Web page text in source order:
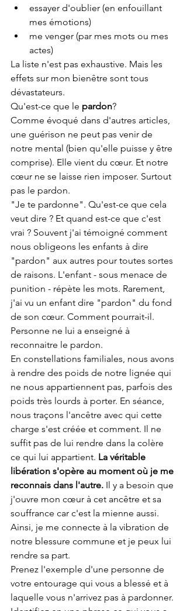
essayer d'oublier (en enfouillant
mes émotions)
me venger (par mes mots ou mes
actes)
La liste n'est pas exhaustive. Mais les
effets sur mon bienêtre sont tous
dévastateurs.
Qu'est-ce que le pardon?
Comme évoqué dans d'autres articles,
une guérison ne peut pas venir de
notre mental (bien qu'elle puisse y être
comprise). Elle vient du cœur. Et notre
cœur ne se laisse rien imposer. Surtout
pas le pardon.
"Je te pardonne". Qu'est-ce que cela
veut dire ? Et quand est-ce que c'est
vrai ? Souvent j'ai témoigné comment
nous obligeons les enfants à dire
"pardon" aux autres pour toutes sortes
de raisons. L'enfant - sous menace de
punition - répète les mots. Rarement,
j'ai vu un enfant dire "pardon" du fond
de son cœur. Comment pourrait-il.
Personne ne lui a enseigné à
reconnaitre le pardon.
En constellations familiales, nous avons
à rendre des poids de notre lignée qui
ne nous appartiennent pas, parfois des
poids très lourds à porter. En séance,
nous traçons l'ancêtre avec qui cette
charge s'est créée et comment. Il ne
suffit pas de lui rendre dans la colère
ce qui lui appartient. La véritable
libération s'opère au moment où je me
reconnais dans l'autre. Il y a besoin que
j'ouvre mon cœur à cet ancêtre et sa
souffrance car c'est la mienne aussi.
Ainsi, je me connecte à la vibration de
notre blessure commune et je peux lui
rendre sa part.
Prenez l'exemple d'une personne de
votre entourage qui vous a blessé et à
laquelle vous n'arrivez pas à pardonner.